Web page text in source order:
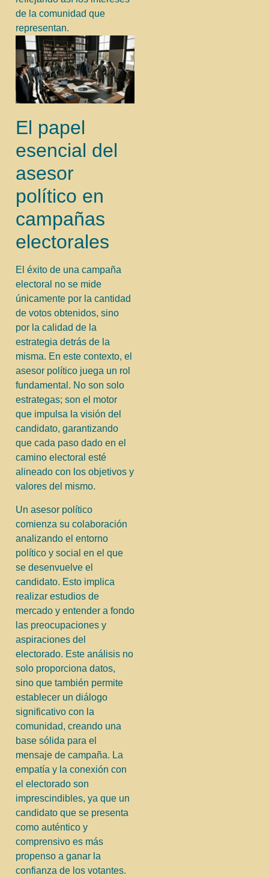
de la comunidad que
representan.
El papel
esencial del
asesor
político en
campañas
electorales
El éxito de una campaña
electoral no se mide
únicamente por la cantidad
de votos obtenidos, sino
por la calidad de la
estrategia detrás de la
misma. En este contexto, el
asesor político juega un rol
fundamental. No son solo
estrategas; son el motor
que impulsa la visión del
candidato, garantizando
que cada paso dado en el
camino electoral esté
alineado con los objetivos y
valores del mismo.
Un asesor político
comienza su colaboración
analizando el entorno
político y social en el que
se desenvuelve el
candidato. Esto implica
realizar estudios de
mercado y entender a fondo
las preocupaciones y
aspiraciones del
electorado. Este análisis no
solo proporciona datos,
sino que también permite
establecer un diálogo
significativo con la
comunidad, creando una
base sólida para el
mensaje de campaña. La
empatía y la conexión con
el electorado son
imprescindibles, ya que un
candidato que se presenta
como auténtico y
comprensivo es más
propenso a ganar la
confianza de los votantes.